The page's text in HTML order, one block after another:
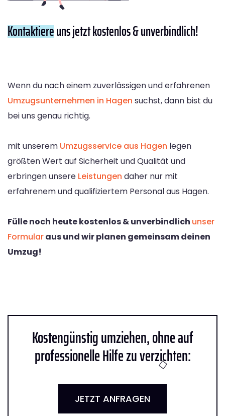
Kontaktiereuns jetzt kostenlos & unverbindlich!
Wenn du nach einem zuverlässigen und erfahrenen
Umzugsunternehmen in Hagen suchst, dann bist du
bei uns genau richtig.
mit unserem Umzugsservice aus Hagen legen
größten Wert auf Sicherheit und Qualität und
erbringen unsere Leistungen daher nur mit
erfahrenem und qualifiziertem Personal aus Hagen.
Fülle noch heute kostenlos & unverbindlich unser
Formularaus und wir planen gemeinsam deinen
Umzug!
Kostengünstig umziehen, ohne auf
professionelle Hilfe zu verzichten:
JETZT ANFRAGEN